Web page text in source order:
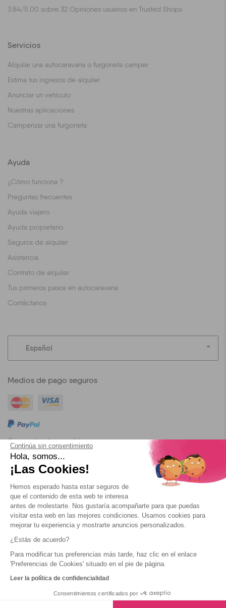
3.84/5.00 sobre 32 Opiniones usuarios en Trusted Shops
Servicios
Alquilar una autocaravana o furgoneta camper
Estima tus ingresos de alquiler
Anunciar un vehículo
Nuestras aplicaciones
Camperizar una furgoneta
Ayuda
¿Cómo funciona ?
Preguntas frecuentes
Ayuda viajero
Ayuda propietario
Seguros de alquiler
Asistencia
Contrato de alquiler
Tus primeros pasos en autocaravana
Contáctanos
Español
Medios de pago seguros
Pago en dos plazos posible
Blog Condiciones Generales de Utilización
Confidencialidad
Cookies
2026 Yescapa
Continúa sin consentimiento
Hola, somos...
¡Las Cookies!
Hemos esperado hasta estar seguros de
que el contenido de esta web te interesa
antes de molestarte. Nos gustaría acompañarte para que puedas
visitar esta web en las mejores condiciones. Usamos cookies para
mejorar tu experiencia y mostrarte anuncios personalizados.
¿Estás de acuerdo?
Para modificar tus preferencias más tarde, haz clic en el enlace
'Preferencias de Cookies' situado en el pie de página.
Leer la política de confidencialidad
Consentimientos certificados por